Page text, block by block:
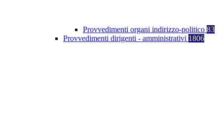
Provvedimenti organi indirizzo-politico 83
Provvedimenti dirigenti - amministrativi 1806